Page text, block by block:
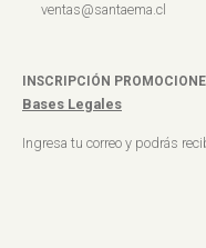
ventas@santaema.cl
INSCRIPCIÓN
Bases Legales
Ingresa tu correo y podrás